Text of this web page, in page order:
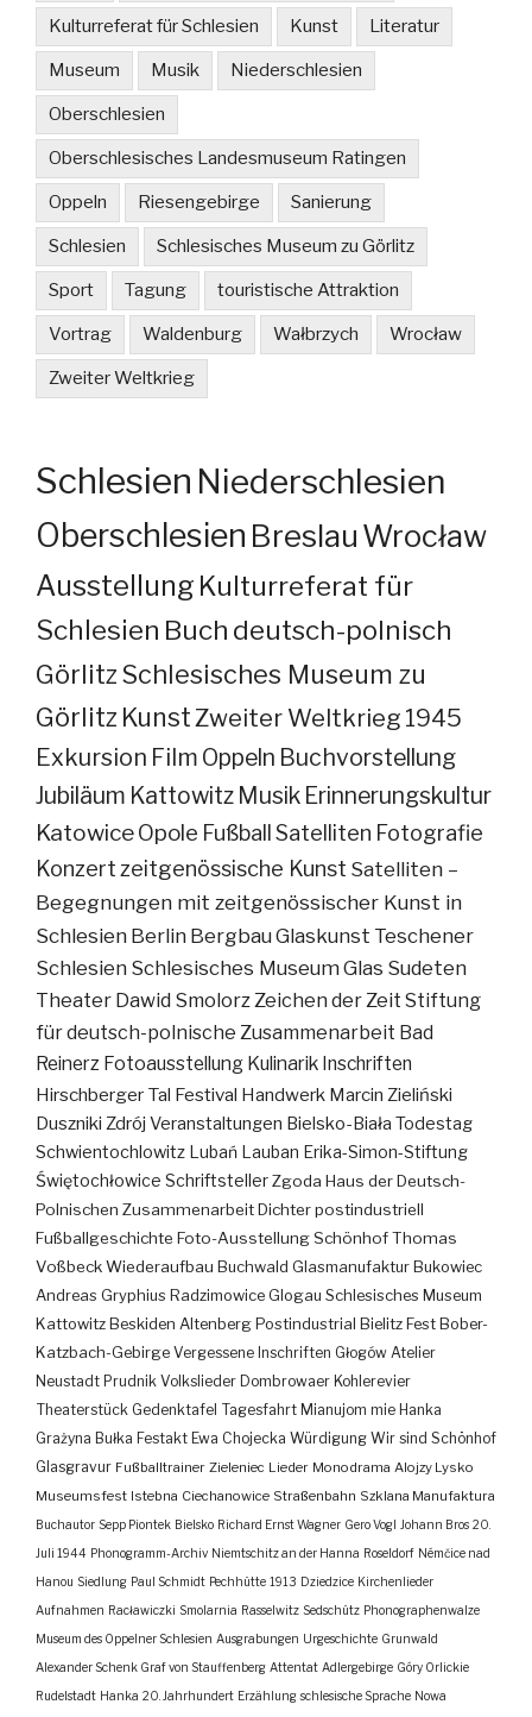
Kulturreferat für Schlesien Kunst Literatur
Museum Musik Niederschlesien
Oberschlesien
Oberschlesisches Landesmuseum Ratingen
Oppeln Riesengebirge Sanierung
Schlesien Schlesisches Museum zu Görlitz
Sport Tagung touristische Attraktion
Vortrag Waldenburg Wałbrzych Wrocław
Zweiter Weltkrieg
Schlesien Niederschlesien
Oberschlesien Breslau Wrocław
Ausstellung Kulturreferat für
Schlesien Buch deutsch-polnisch
GörlitzSchlesisches Museum zu
Görlitz KunstZweiter Weltkrieg 1945
Exkursion Film Oppeln Buchvorstellung
Jubiläum Kattowitz Musik Erinnerungskultur
KatowiceOpole FußballSatelliten Fotografie
Konzertzeitgenössische Kunst Satelliten –
Begegnungen mit zeitgenössischer Kunst in
Schlesien Berlin BergbauGlaskunst Teschener
Schlesien Schlesisches MuseumGlas Sudeten
Theater Dawid SmolorzZeichen der Zeit Stiftung
für deutsch-polnische Zusammenarbeit Bad
Reinerz Fotoausstellung Kulinarik Inschriften
Hirschberger Tal Festival Handwerk Marcin Zieliński
Duszniki Zdrój Veranstaltungen Bielsko-Biała Todestag
Schwientochlowitz Lubań Lauban Erika-Simon-Stiftung
Świętochłowice SchriftstellerZgoda Haus der Deutsch-
Polnischen ZusammenarbeitDichterpostindustriell
Fußballgeschichte Foto-AusstellungSchönhofThomas
VoßbeckWiederaufbau Buchwald Glasmanufaktur Bukowiec
Andreas Gryphius Radzimowice Glogau Schlesisches Museum
Kattowitz Beskiden Altenberg Postindustrial Bielitz Fest Bober-
Katzbach-Gebirge Vergessene Inschriften Głogów Atelier
Neustadt Prudnik Volkslieder Dombrowaer Kohlerevier
Theaterstück Gedenktafel Tagesfahrt Mianujom mie Hanka
Grażyna Bułka Festakt Ewa Chojecka Würdigung Wir sind Schönhof
Glasgravur Fußballtrainer Zieleniec Lieder Monodrama Alojzy Lysko
Museumsfest Istebna Ciechanowice Straßenbahn Szklana Manufaktura
Buchautor Sepp Piontek Bielsko Richard Ernst Wagner Gero Vogl Johann Bros 20.
Juli 1944 Phonogramm-Archiv Niemtschitz an der Hanna Roseldorf Némčice nad
Hanou Siedlung Paul Schmidt Pechhütte 1913 Dziedzice Kirchenlieder
Aufnahmen Racławiczki Smolarnia Rasselwitz Sedschütz Phonographenwalze
Museum des Oppelner Schlesien Ausgrabungen Urgeschichte Grunwald
Alexander Schenk Graf von Stauffenberg Attentat Adlergebirge Góry Orlickie
Rudelstadt Hanka 20. Jahrhundert Erzählung schlesische Sprache Nowa